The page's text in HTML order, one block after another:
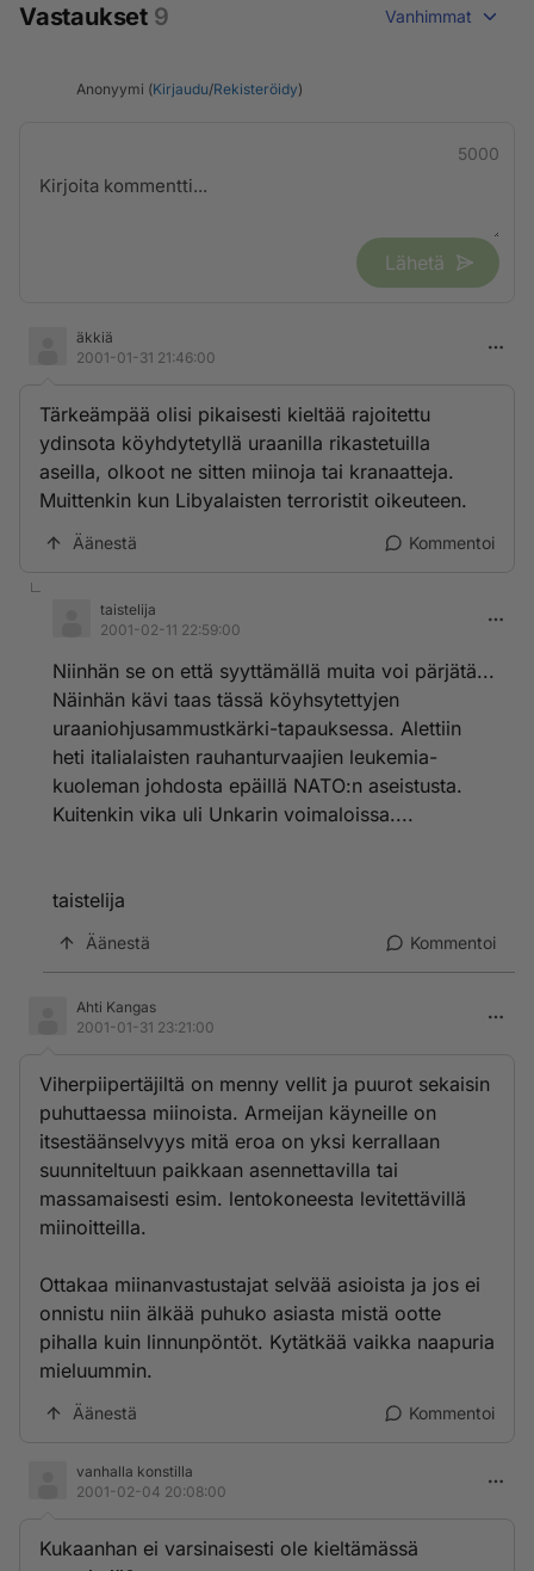
Vastaukset 9 Vanhimmat
Anonyymi (Kirjaudu/Rekisteröidy)
5000
Lähetä
äkkiä
2001-01-31 21:46:00
Tärkeämpää olisi pikaisesti kieltää rajoitettu
ydinsota köyhdytetyllä uraanilla rikastetuilla
aseilla, olkoot ne sitten miinoja tai kranaatteja.
Muittenkin kun Libyalaisten terroristit oikeuteen.
Äänestä Kommentoi
taistelija
2001-02-11 22:59:00
Niinhän se on että syyttämällä muita voi pärjätä...
Näinhän kävi taas tässä köyhsytettyjen
uraaniohjusammustkärki-tapauksessa. Alettiin
heti italialaisten rauhanturvaajien leukemia-
kuoleman johdosta epäillä NATO:n aseistusta.
Kuitenkin vika uli Unkarin voimaloissa....
taistelija
Äänestä Kommentoi
Ahti Kangas
2001-01-31 23:21:00
Viherpiipertäjiltä on menny vellit ja puurot sekaisin
puhuttaessa miinoista. Armeijan käyneille on
itsestäänselvyys mitä eroa on yksi kerrallaan
suunniteltuun paikkaan asennettavilla tai
massamaisesti esim. lentokoneesta levitettävillä
miinoitteilla.
Ottakaa miinanvastustajat selvää asioista ja jos ei
onnistu niin älkää puhuko asiasta mistä ootte
pihalla kuin linnunpöntöt. Kytätkää vaikka naapuria
mieluummin.
Äänestä Kommentoi
vanhalla konstilla
2001-02-04 20:08:00
Kukaanhan ei varsinaisesti ole kieltämässä